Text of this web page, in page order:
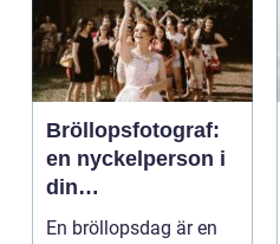
Bröllopsfotograf:
en nyckelperson i
din
bröllopsberättelse
En bröllopsdag är en